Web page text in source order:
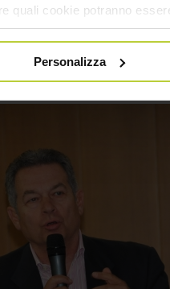
quali cookie potranno
Cliccando su “ACCETTA
"Informazioni sui Cookie"
Personalizza